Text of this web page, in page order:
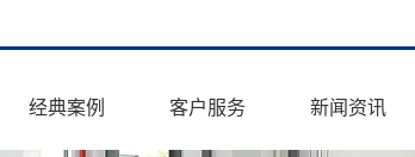
经典案例 客户服务 新闻资讯